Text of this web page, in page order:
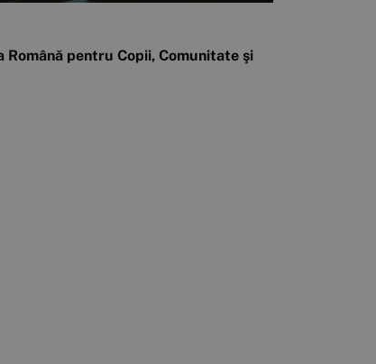
pentru Copii, Comunitate şi